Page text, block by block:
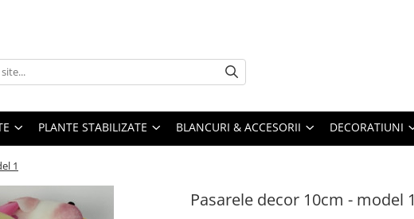
PLANTE STABILIZATE BLANCURI & ACCESORII DECORATIUNI
1
Pasarele decor 10cm - model 1